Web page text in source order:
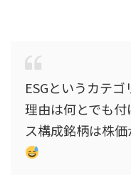
ESGというカテ
理由は何とでも
ス構成銘柄は株